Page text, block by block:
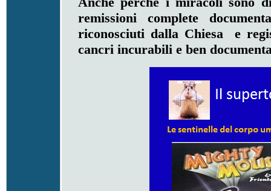
remissioni complete
riconosciuti dalla Chiesa e
cancri incurabili e ben